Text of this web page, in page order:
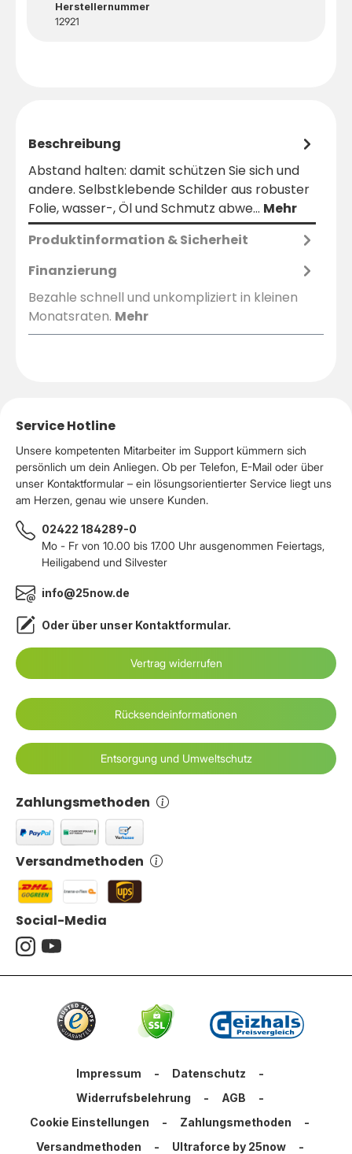
Herstellernummer
12921
Beschreibung
Abstand halten: damit schützen Sie sich und
andere. Selbstklebende Schilder aus robuster
Folie, wasser-, Öl und Schmutz abwe… Mehr
Produktinformation & Sicherheit
Finanzierung
Bezahle schnell und unkompliziert in kleinen
Monatsraten. Mehr
Service Hotline
Unsere kompetenten Mitarbeiter im Support kümmern sich
persönlich um dein Anliegen. Ob per Telefon, E-Mail oder über
unser Kontaktformular – ein lösungsorientierter Service liegt uns
am Herzen, genau wie unsere Kunden.
02422 184289-0
Mo - Fr von 10.00 bis 17.00 Uhr ausgenommen Feiertags,
Heiligabend und Silvester
info@25now.de
Oder über unser Kontaktformular.
Vertrag widerrufen
Zahlungsmethoden
Versandmethoden
Rücksendeinformationen
Entsorgung und Umweltschutz
Social-Media
Impressum - Datenschutz
-
Widerrufsbelehrung
- AGB
-
Cookie Einstellungen
- Zahlungsmethoden
-
Versandmethoden
- Ultraforce by 25now -